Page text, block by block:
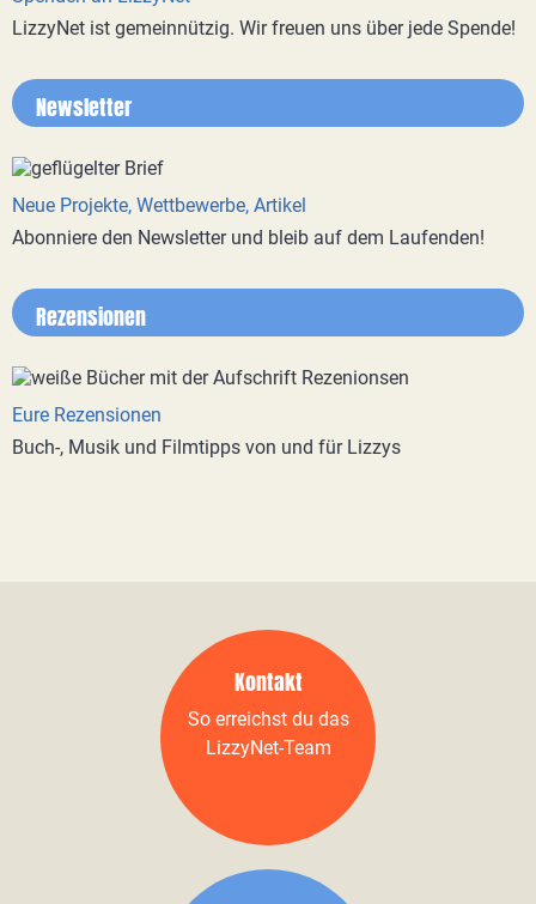
LizzyNet ist gemeinnützig. Wir freuen uns über jede Spende!
Newsletter
Neue Projekte, Wettbewerbe, Artikel
Abonniere den Newsletter und bleib auf dem Laufenden!
Rezensionen
Eure Rezensionen
Buch-, Musik und Filmtipps von und für Lizzys
Kontakt
So erreichst du das
LizzyNet-Team